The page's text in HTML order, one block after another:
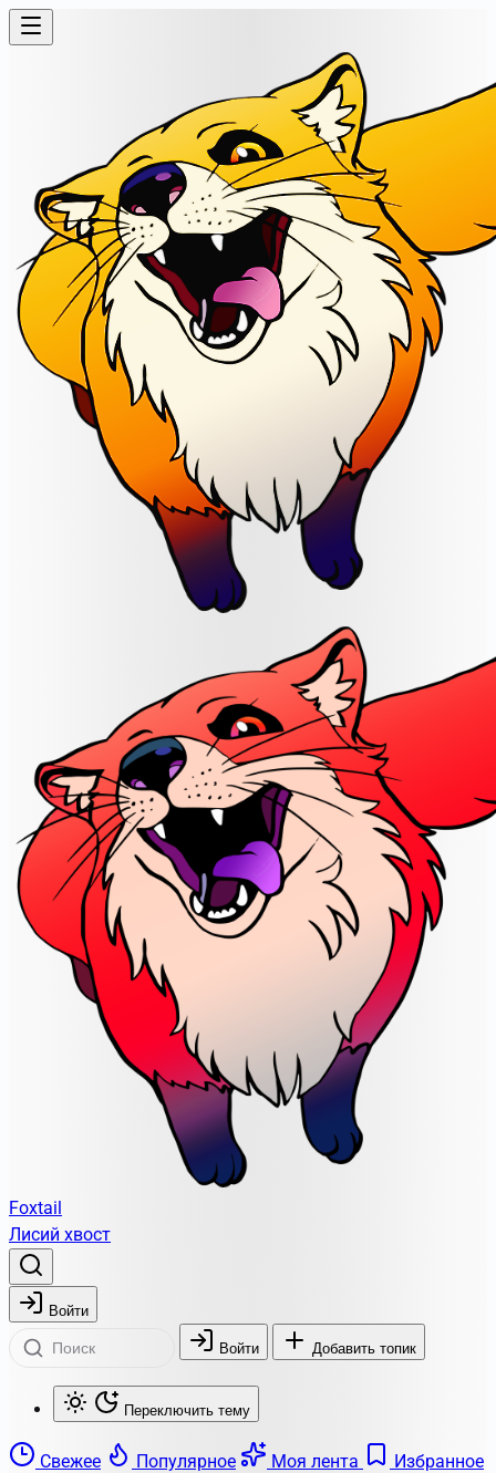
Foxtail
Лисий хвост
Войти
Войти Добавить топик
Переключить тему
Свежее Популярное Моя лента
Избранное